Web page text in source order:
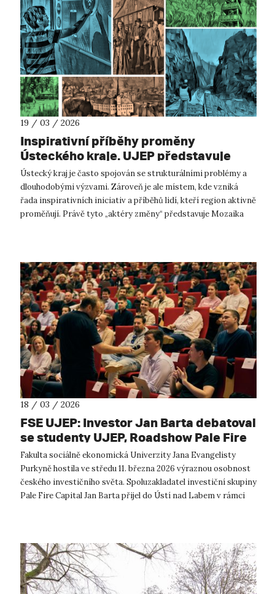
19 / 03 / 2026
Inspirativní příběhy proměny
Ústeckého kraje. UJEP představuje
aktéry, kteří mění region k lepšímu
Ústecký kraj je často spojován se strukturálními problémy a
dlouhodobými výzvami. Zároveň je ale místem, kde vzniká
řada inspirativních iniciativ a příběhů lidí, kteří region aktivně
proměňují. Právě tyto „aktéry změny“ představuje Mozaika
18 / 03 / 2026
FSE UJEP: Investor Jan Barta debatoval
se studenty UJEP, Roadshow Pale Fire
Capital přivezla do Ústí inspiraci ze
světa investic
Fakulta sociálně ekonomická Univerzity Jana Evangelisty
Purkyně hostila ve středu 11. března 2026 výraznou osobnost
českého investičního světa. Spoluzakladatel investiční skupiny
Pale Fire Capital Jan Barta přijel do Ústí nad Labem v rámci